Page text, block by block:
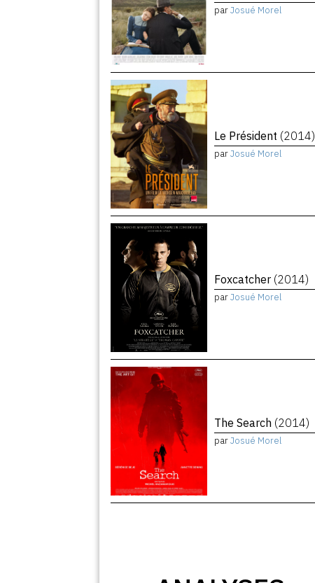
parJosué Morel
Le Président (2014)
parJosué Morel
Foxcatcher (2014)
parJosué Morel
The Search (2014)
parJosué Morel